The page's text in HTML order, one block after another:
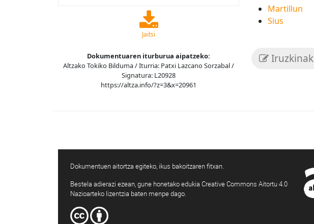
Jaitsi
Dokumentuaren iturburua aipatzeko:
Altzako Tokiko Bilduma / Iturria: Patxi Lazcano Sorzabal /
Signatura: L20928
https://altza.info/?z=3&x=20961
Martillun
Sius
Dokumentuen aitortza egiteko, ikus bakoitzaren fitxan.
Bestela adierazi ezean, gune honetako edukia Creative Commons Aitortu 4.0
Nazioarteko lizentzia baten menpe dago.